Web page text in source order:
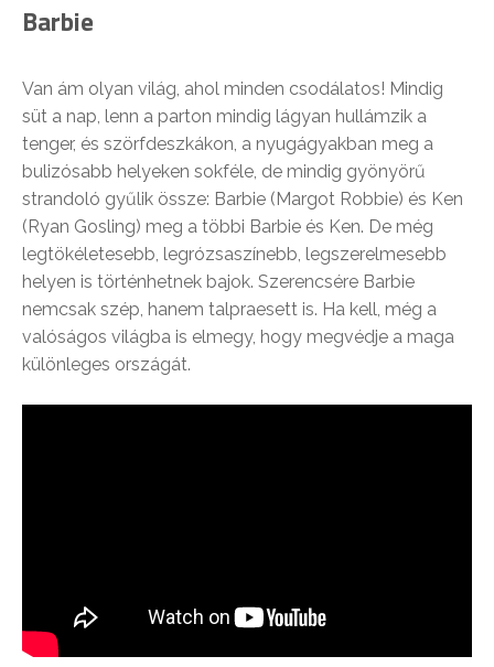
Barbie
Van ám olyan világ, ahol minden csodálatos! Mindig
süt a nap, lenn a parton mindig lágyan hullámzik a
tenger, és szörfdeszkákon, a nyugágyakban meg a
bulizósabb helyeken sokféle, de mindig gyönyörű
strandoló gyűlik össze: Barbie (Margot Robbie) és Ken
(Ryan Gosling) meg a többi Barbie és Ken. De még
legtökéletesebb, legrózsaszínebb, legszerelmesebb
helyen is történhetnek bajok. Szerencsére Barbie
nemcsak szép, hanem talpraesett is. Ha kell, még a
valóságos világba is elmegy, hogy megvédje a maga
különleges országát.